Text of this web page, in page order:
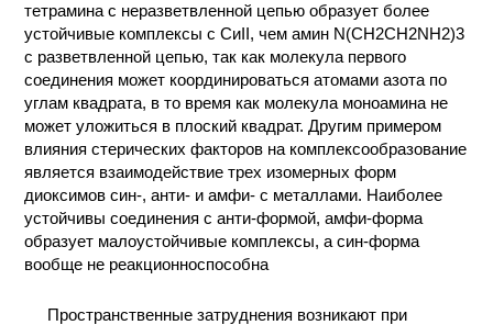
тетрамина с неразветвленной цепью образует более
устойчивые комплексы с СиII, чем амин N(CH2CH2NH2)3
с разветвленной цепью, так как молекула первого
соединения может координироваться атомами азота по
углам квадрата, в то время как молекула моноамина не
может уложиться в плоский квадрат. Другим примером
влияния стерических факторов на комплексообразование
является взаимодействие трех изомерных форм
диоксимов син-, анти- и амфи- с металлами. Наиболее
устойчивы соединения с анти-формой, амфи-форма
образует малоустойчивые комплексы, а син-форма
вообще не реакционноспособна
Пространственные затруднения возникают при